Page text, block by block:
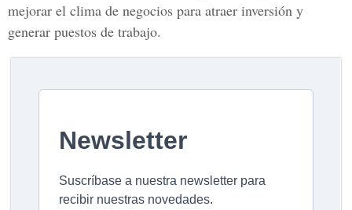
mejorar el clima de negocios para atraer inversión y
generar puestos de trabajo.